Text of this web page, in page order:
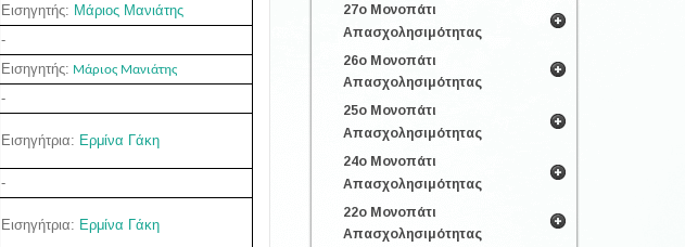
Εισηγητής: Μάριος Μανιάτης
-
Εισηγητής: Μάριος Μανιάτης
-
Εισηγήτρια: Ερμίνα Γάκη
-
Εισηγήτρια: Ερμίνα Γάκη
27ο Μονοπάτι
Απασχολησιμότητας
26ο Μονοπάτι
Απασχολησιμότητας
25ο Μονοπάτι
Απασχολησιμότητας
24ο Μονοπάτι
Απασχολησιμότητας
22ο Μονοπάτι
Απασχολησιμότητας